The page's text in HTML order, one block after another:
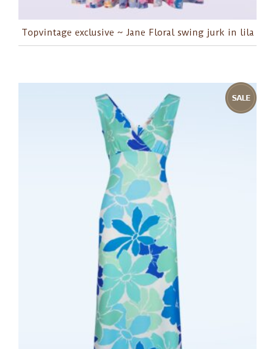
Topvintage exclusive ~ Jane Floral swing jurk in lila